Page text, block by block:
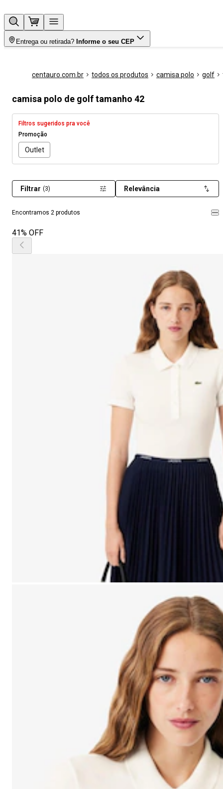
Entrega ou retirada? Informe o seu CEP
centauro.com.br todos os produtos camisa polo golf
camisa polo de golf tamanho 42
Filtros sugeridos pra você
Promoção
Outlet
Encontramos 2 produtos
Filtrar (3) Relevância
41% OFF